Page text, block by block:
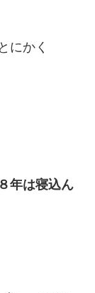
にかく
年は寝込ん